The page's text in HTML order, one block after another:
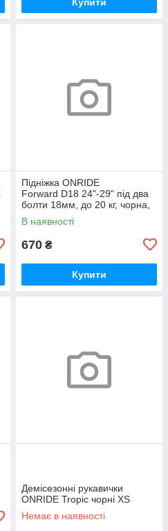
Підніжка ONRIDE
Forward D18 24"-29" під два
болти 18мм, до 20 кг, чорна,
polybag
В наявності
670 ₴
Купити
Демісезонні рукавички
ONRIDE Tropic чорні XS
Немає в наявності